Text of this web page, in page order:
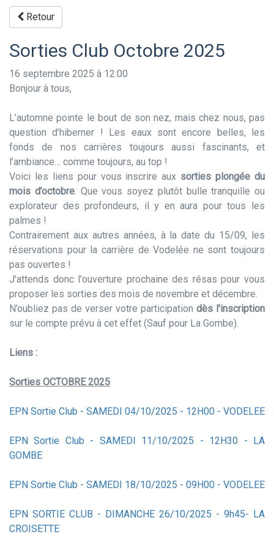
Retour
Sorties Club Octobre 2025
16 septembre 2025 à 12:00
Bonjour à tous,
L’automne pointe le bout de son nez, mais chez nous, pas
question d’hiberner ! Les eaux sont encore belles, les
fonds de nos carrières toujours aussi fascinants, et
l’ambiance… comme toujours, au top !
Voici les liens pour vous inscrire aux sorties plongée du
mois d’octobre. Que vous soyez plutôt bulle tranquille ou
explorateur des profondeurs, il y en aura pour tous les
palmes !
Contrairement aux autres années, à la date du 15/09, les
réservations pour la carrière de Vodelée ne sont toujours
pas ouvertes !
J'attends donc l'ouverture prochaine des résas pour vous
proposer les sorties des mois de novembre et décembre.
N’oubliez pas de verser votre participation dès l'inscription
sur le compte prévu à cet effet (Sauf pour La Gombe).
Liens :
Sorties OCTOBRE2025
EPN Sortie Club - SAMEDI 04/10/2025 - 12H00 - VODELEE
EPN Sortie Club - SAMEDI 11/10/2025 - 12H30 - LA
GOMBE
EPN Sortie Club - SAMEDI 18/10/2025 - 09H00 - VODELEE
EPN SORTIE CLUB - DIMANCHE 26/10/2025 - 9h45- LA
CROISETTE